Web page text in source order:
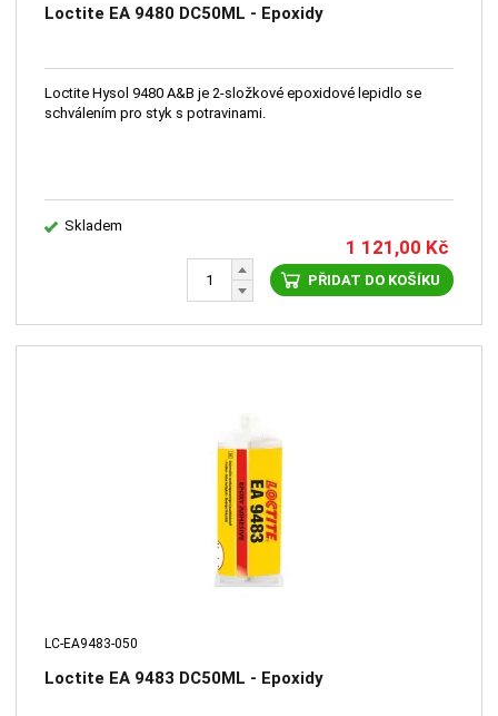
Loctite EA 9480 DC50ML - Epoxidy
Loctite Hysol 9480 A&B je 2-složkové epoxidové lepidlo se
schválením pro styk s potravinami.
Skladem
1 121,00 Kč
PŘIDAT DO KOŠÍKU
LC-EA9483-050
Loctite EA 9483 DC50ML - Epoxidy